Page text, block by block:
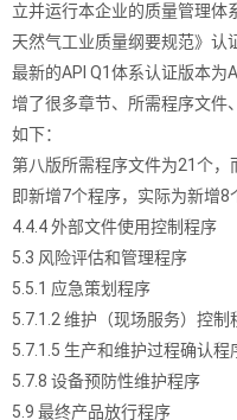
立并运行本企业的质量管理体
天然气工业质量纲要规范》认
最新的API Q1体系认证版本为
增了很多章节、所需程序文件
如下：
第八版所需程序文件为21个，
即新增7个程序，实际为新增8
4.4.4 外部文件使用控制程序
5.3 风险评估和管理程序
5.5.1 应急策划程序
5.7.1.2 维护（现场服务）控制
5.7.1.5 生产和维护过程确认程
5.7.8 设备预防性维护程序
5.9 最终产品放行程序